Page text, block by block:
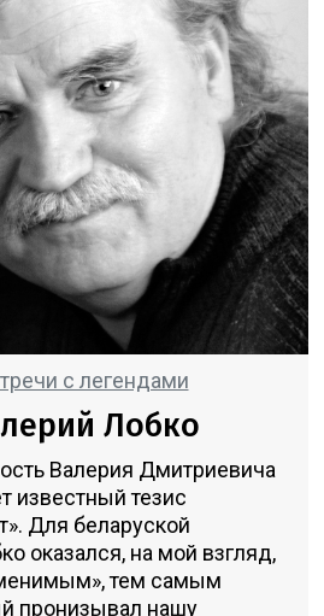
с легендами
Лобко
Валерия Дмитриевича
известный тезис
Для беларуской
оказался, на мой взгляд,
тем самым
пронизывал нашу